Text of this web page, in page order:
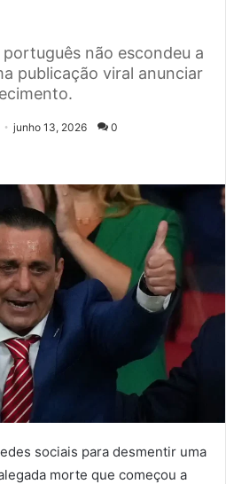
não escondeu a
publicação viral anunciar
junho 13, 2026 0
sociais para desmentir uma
morte que começou a